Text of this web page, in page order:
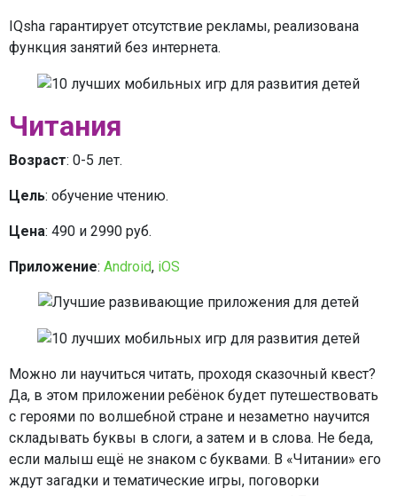
IQsha гарантирует отсутствие рекламы, реализована
функция занятий без интернета.
Читания
Возраст: 0-5 лет.
Цель: обучение чтению.
Цена: 490 и 2990 руб.
Приложение: Android, iOS
Можно ли научиться читать, проходя сказочный квест?
Да, в этом приложении ребёнок будет путешествовать
с героями по волшебной стране и незаметно научится
складывать буквы в слоги, а затем и в слова. Не беда,
если малыш ещё не знаком с буквами. В «Читании» его
ждут загадки и тематические игры, поговорки